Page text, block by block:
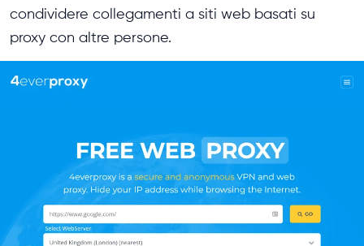
condividere collegamenti a siti web basati su
proxy con altre persone.